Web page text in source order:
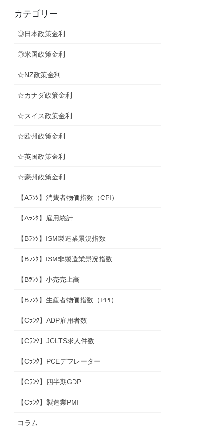
カテゴリー
◎日本政策金利
◎米国政策金利
☆NZ政策金利
☆カナダ政策金利
☆スイス政策金利
☆欧州政策金利
☆英国政策金利
☆豪州政策金利
【Aﾗﾝｸ】消費者物価指数（CPI）
【Aﾗﾝｸ】雇用統計
【Bﾗﾝｸ】ISM製造業景況指数
【Bﾗﾝｸ】ISM非製造業景況指数
【Bﾗﾝｸ】小売売上高
【Bﾗﾝｸ】生産者物価指数（PPI）
【Cﾗﾝｸ】ADP雇用者数
【Cﾗﾝｸ】JOLTS求人件数
【Cﾗﾝｸ】PCEデフレーター
【Cﾗﾝｸ】四半期GDP
【Cﾗﾝｸ】製造業PMI
コラム